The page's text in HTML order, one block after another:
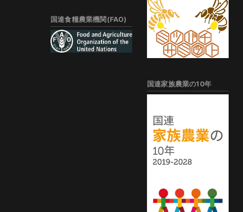
国連食糧農業機関(FAO)
国連家族農業の10年